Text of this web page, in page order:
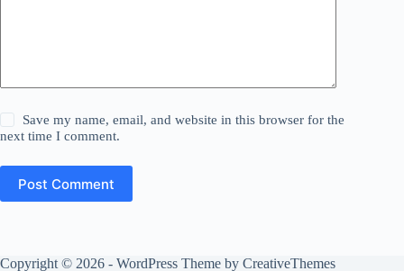
Save my name, email, and website in this browser for the
next time I comment.
Post Comment
Copyright © 2026 - WordPress Theme by CreativeThemes